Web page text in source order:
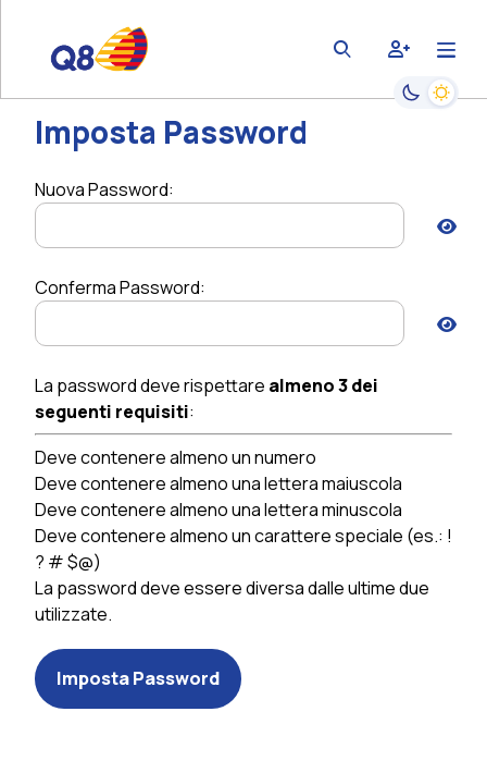
magnifying-glass user-plus bars
Passa
Imposta Password
Imposta Password
Nuova Password:
Conferma Password:
La password deve rispettare almeno 3 dei
seguenti requisiti:
Deve contenere almeno un numero
Deve contenere almeno una lettera maiuscola
Deve contenere almeno una lettera minuscola
Deve contenere almeno un carattere speciale (es.: !
? # $@)
La password deve essere diversa dalle ultime due
utilizzate.
Imposta Password